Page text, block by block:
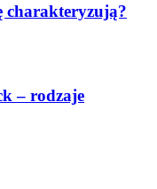
charakteryzują?
– rodzaje